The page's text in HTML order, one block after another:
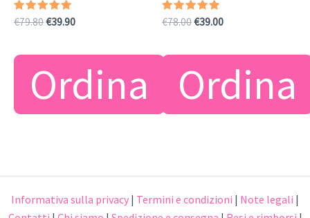
Valutato
€79.80Il
€79.80.
€39.90Il
€39.90.
Ordina
Valutato
€78.00Il
€78.00.
€39.00Il
€39.00.
Ordina
Informativa sulla privacy | Termini e condizioni | Note legali |